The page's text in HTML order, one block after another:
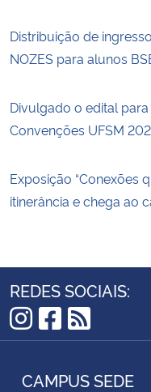
Distribuição de
NOZES para alunos
Divulgado o edital
Convenções UFSM
Exposição “Conexões
itinerância e chega ao
REDES SOCIAIS:
Instagram
RSS
CAMPUS SEDE